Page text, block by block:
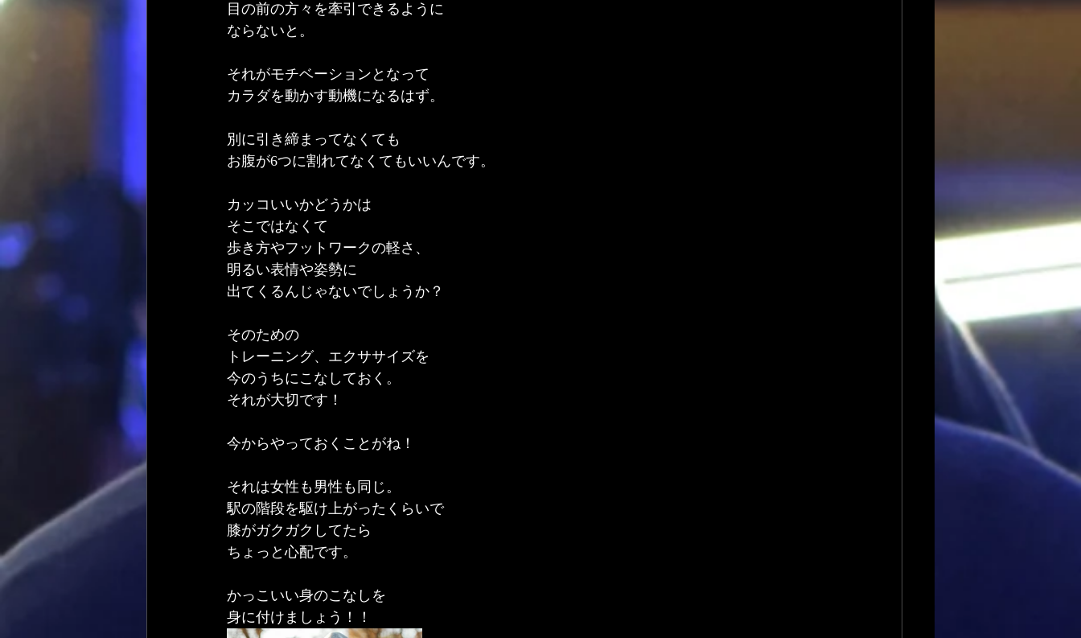
目の前の方々を牽引できるように
ならないと。
それがモチベーションとなって
カラダを動かす動機になるはず。
別に引き締まってなくても
お腹が6つに割れてなくてもいいんです。
カッコいいかどうかは
そこではなくて
歩き方やフットワークの軽さ、
明るい表情や姿勢に
出てくるんじゃないでしょうか？
そのための
トレーニング、エクササイズを
今のうちにこなしておく。
それが大切です！
今からやっておくことがね！
それは女性も男性も同じ。
駅の階段を駆け上がったくらいで
膝がガクガクしてたら
ちょっと心配です。
かっこいい身のこなしを
身に付けましょう！！